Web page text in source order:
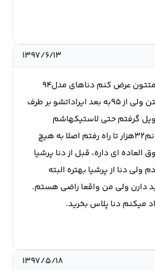
۱۳۹۷/۶/۱۳
باسلام خدمت دوستان، خدمتتون عرض كنم دناهاى مدل٩٤
اكثرشون مشكل برقى داشتن ولى از ٩٥به بعد ايراداتشو بر طرف
من خودم آذر ٩٥ تحويل گرفتم حتى لاستيكهاشم
ايرانخودرو كوموهو بود الانم٣٢هزار تا راه رفتم اصلا به هيچ
اى داره، قبل از دنا پرشيا
دنا از پرشيا بهتره البته
دارن ولى من واقعا راضى هستم.
ميكنم دنا پلاس بخريد.
۱۳۹۷/۵/۱۸